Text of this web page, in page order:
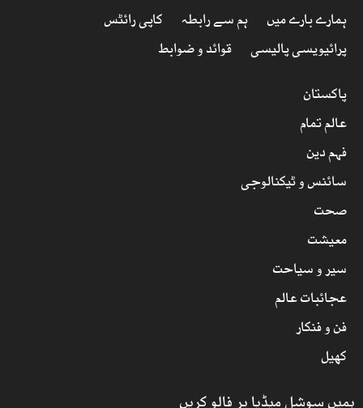
ہمارے بارے میں ہم سے رابطہ
کاپی رائٹس
پرائیویسی پالیسی
قوائد و ضوابط
پاکستان
عالم تمام
فہم دین
سائنس و ٹیکنالوجی
صحت
معیشت
سیر و سیاحت
عجائبات عالم
فن و فنکار
کھیل